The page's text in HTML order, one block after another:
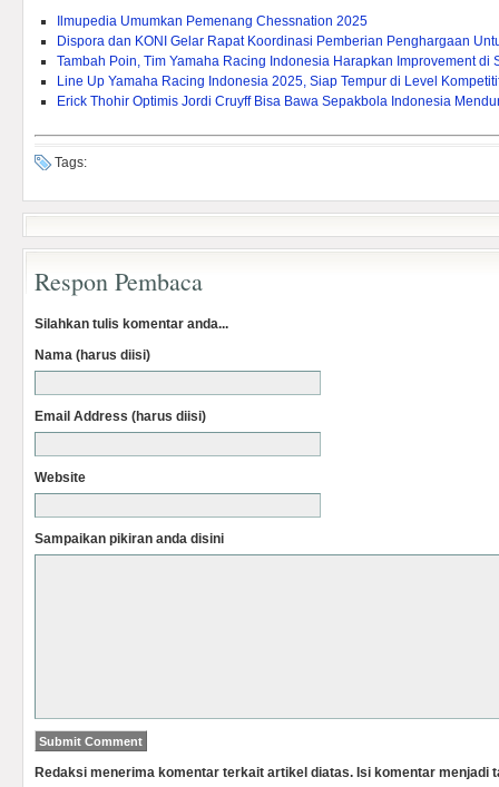
Ilmupedia Umumkan Pemenang Chessnation 2025
Dispora dan KONI Gelar Rapat Koordinasi Pemberian Penghargaan
Tambah Poin, Tim Yamaha Racing Indonesia Harapkan Improvement di
Line Up Yamaha Racing Indonesia 2025, Siap Tempur di Level
Erick Thohir Optimis Jordi Cruyff Bisa Bawa Sepakbola Indonesia
Tags:
Respon Pembaca
Silahkan tulis komentar anda...
Nama (harus diisi)
Email Address (harus diisi)
Website
Sampaikan pikiran anda disini
Redaksi menerima komentar terkait artikel diatas. Isi komentar menjadi